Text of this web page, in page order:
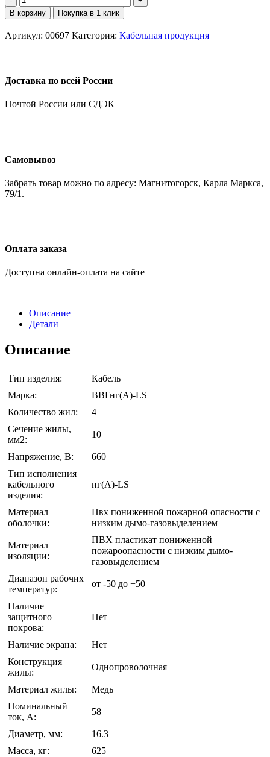
В корзину Покупка в 1 клик
Артикул: 00697 Категория: Кабельная продукция
Доставка по всей России
Почтой России или СДЭК
Самовывоз
Забрать товар можно по адресу: Магнитогорск, Карла Маркса,
79/1.
Оплата заказа
Доступна онлайн-оплата на сайте
Описание
Детали
Описание
Тип изделия:
Кабель
Марка:
ВВГнг(A)-LS
Количество жил:
4
Сечение жилы,
мм2:
10
Напряжение, В:
660
Тип исполнения
кабельного
изделия:
нг(A)-LS
Материал
оболочки:
Пвх пониженной пожарной опасности с
низким дымо-газовыделением
Материал
изоляции:
ПВХ пластикат пониженной
пожароопасности с низким дымо-
газовыделением
Диапазон рабочих
температур:
от -50 до +50
Наличие
защитного
покрова:
Нет
Наличие экрана:
Нет
Конструкция
жилы:
Однопроволочная
Материал жилы:
Медь
Номинальный
ток, А:
58
Диаметр, мм:
16.3
Масса, кг:
625